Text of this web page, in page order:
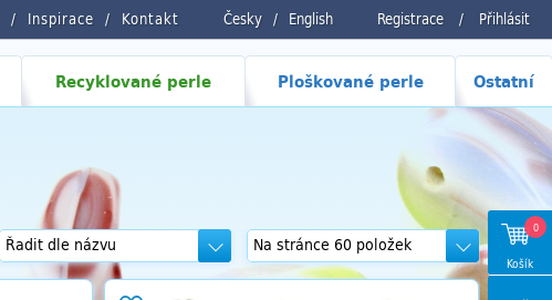
Registrace / Přihlásit
Česky / English
Inspirace Kontakt
Recyklované perle Ploškované perle Ostatní
0
Košík